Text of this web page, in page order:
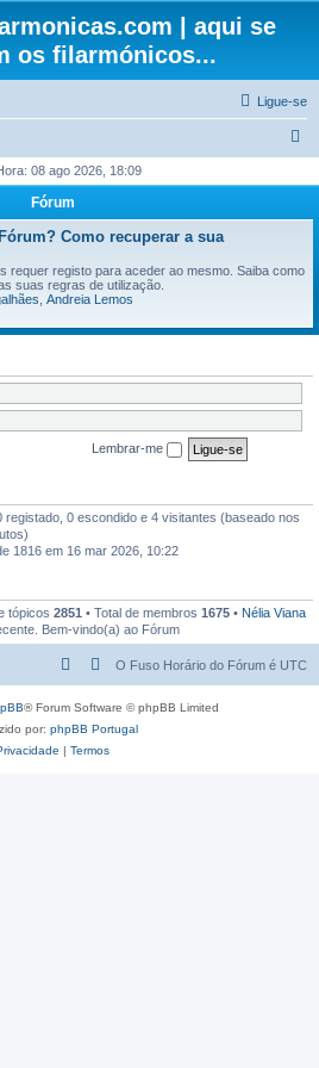
| aqui se
os filarmónicos...
Ligue-se
q
a
08 ago 2026, 18:09
Fórum
Como recuperar a sua
requer registo para aceder ao mesmo. Saiba como
suas regras de utilização.
Andreia Lemos
Lembrar-me
registado, 0 escondido e 4 visitantes (baseado nos
1816 em 16 mar 2026, 10:22
tópicos 2851 • Total de membros 1675 • Nélia Viana
Bem-vindo(a) ao Fórum
O Fuso Horário do Fórum é UTC
® Forum Software © phpBB Limited
por: phpBB Portugal
| Termos